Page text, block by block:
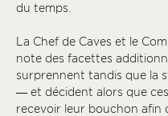
du temps.
La Chef de Caves et le
note des facettes
surprennent tandis que la
— et décident alors que
recevoir leur bouchon afin